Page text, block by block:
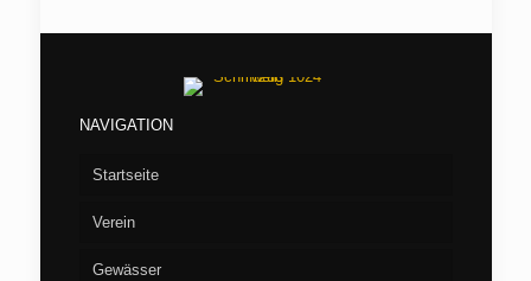
NAVIGATION
Startseite
Verein
Vorstand
Gewässer